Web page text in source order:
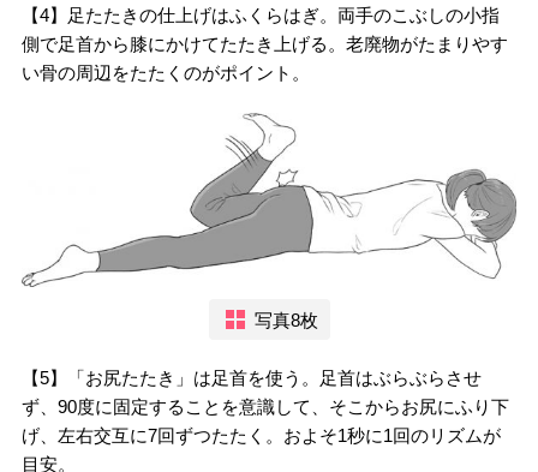
【4】足たたきの仕上げはふくらはぎ。両手のこぶしの小指
側で足首から膝にかけてたたき上げる。老廃物がたまりやす
い骨の周辺をたたくのがポイント。
写真8枚
【5】「お尻たたき」は足首を使う。足首はぶらぶらさせ
ず、90度に固定することを意識して、そこからお尻にふり下
げ、左右交互に7回ずつたたく。およそ1秒に1回のリズムが
目安。